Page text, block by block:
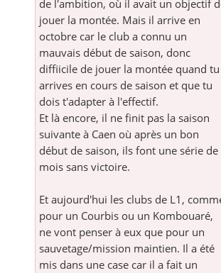
de l'ambition, où il avait un objectif
jouer la montée. Mais il arrive en
octobre car le club a connu un
mauvais début de saison, donc
diffiicile de jouer la montée quand tu
arrives en cours de saison et que tu
dois t'adapter à l'effectif.
Et là encore, il ne finit pas la saison
suivante à Caen où après un bon
début de saison, ils font une série de
mois sans victoire.
Et aujourd'hui les clubs de L1,
pour un Courbis ou un Kombouaré,
ne vont penser à eux que pour un
sauvetage/mission maintien. Il a été
mis dans une case car il a fait un